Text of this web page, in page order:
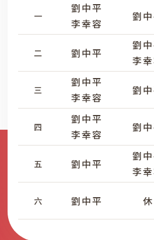
一
二
三
四
五
六
劉中平
李幸容
劉中平
劉中平
李幸容
劉中平
李幸容
劉中平
劉中平
劉
劉
李
劉
劉
劉
李
休